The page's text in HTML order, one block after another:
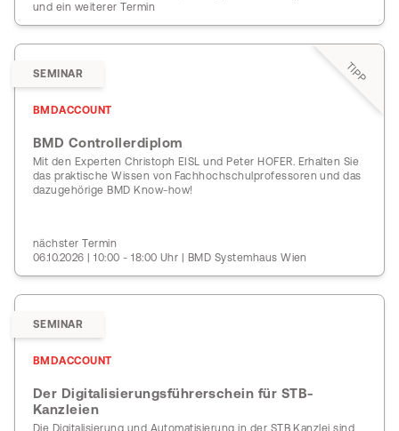
und ein weiterer Termin
TIPP
SEMINAR
BMDACCOUNT
BMD Controllerdiplom
Mit den Experten Christoph EISL und Peter HOFER. Erhalten Sie
das praktische Wissen von Fachhochschulprofessoren und das
dazugehörige BMD Know-how!
nächster Termin
06.10.2026 | 10:00 - 18:00 Uhr | BMD Systemhaus Wien
SEMINAR
BMDACCOUNT
Der Digitalisierungsführerschein für STB-
Kanzleien
Die Digitalisierung und Automatisierung in der STB Kanzlei sind